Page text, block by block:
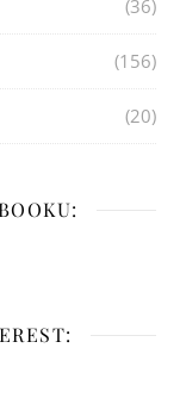
(36)
(156)
(20)